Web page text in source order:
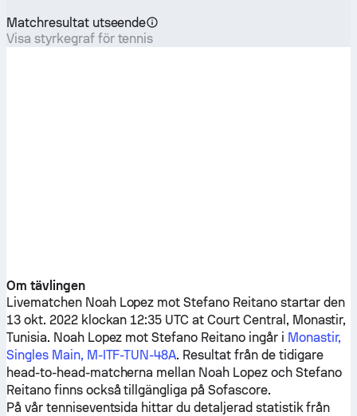
Matchresultat utseende
Visa styrkegraf för tennis
Om tävlingen
Livematchen Noah Lopez motStefano Reitanostartar den
13 okt. 2022 klockan 12:35 UTC at Court Central, Monastir,
Tunisia. Noah Lopez motStefano Reitanoingår i Monastir,
Singles Main, M-ITF-TUN-48A. Resultat från de tidigare
head-to-head-matcherna mellan Noah Lopezoch Stefano
Reitanofinns också tillgängliga på Sofascore.
På vår tenniseventsida hittar du detaljerad statistik från